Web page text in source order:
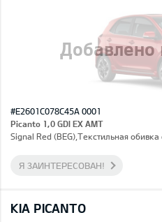
Добавлено
#E2601C078C45A 0001
Picanto 1,0 GDI EX AMT
Signal Red (BEG),Текстильная
Я ЗАИНТЕРЕСОВАН!
KIA PICANTO